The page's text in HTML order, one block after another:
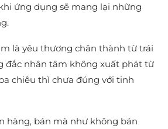
ứng dụng sẽ mang lại những
là yêu thương chân thành từ trái
đắc nhân tâm không xuất phát từ
chiêu thì chưa đúng với tinh
hàng, bán mà như không bán